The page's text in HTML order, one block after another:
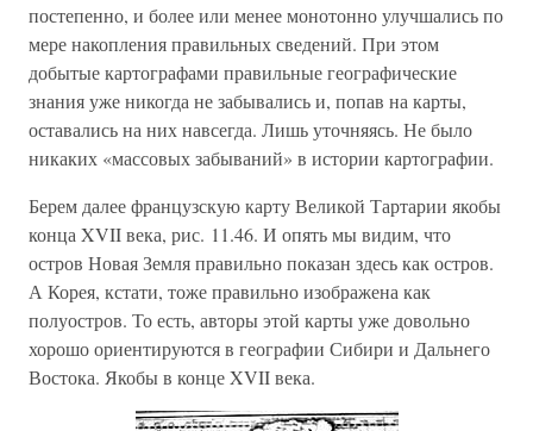
постепенно, и более или менее монотонно улучшались по
мере накопления правильных сведений. При этом
добытые картографами правильные географические
знания уже никогда не забывались и, попав на карты,
оставались на них навсегда. Лишь уточняясь. Не было
никаких «массовых забываний» в истории картографии.
Берем далее французскую карту Великой Тартарии якобы
конца XVII века, рис. 11.46. И опять мы видим, что
остров Новая Земля правильно показан здесь как остров.
А Корея, кстати, тоже правильно изображена как
полуостров. То есть, авторы этой карты уже довольно
хорошо ориентируются в географии Сибири и Дальнего
Востока. Якобы в конце XVII века.